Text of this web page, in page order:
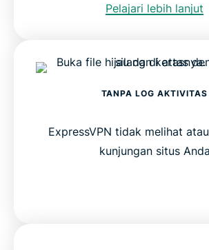
Pelajari lebih lanjut
TANPA LOG AKTIVITAS
ExpressVPN tidak melihat
kunjungan situs Anda